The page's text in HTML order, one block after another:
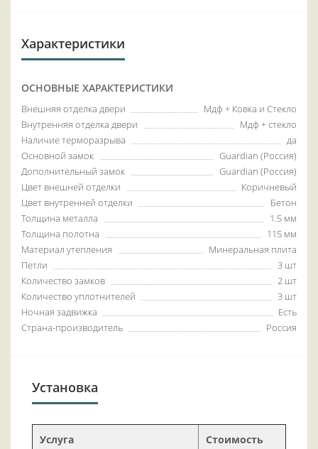
Характеристики
ОСНОВНЫЕ ХАРАКТЕРИСТИКИ
Внешняя отделка двери
Мдф + Ковка и Стекло
Внутренняя отделка двери
Мдф + стекло
Наличие терморазрыва
да
Основной замок
Guardian (Россия)
Дополнительный замок
Guardian (Россия)
Цвет внешней отделки
Коричневый
Цвет внутренней отделки
Бетон
Толщина металла
1.5 мм
Толщина полотна
115 мм
Материал утепления
Минеральная плита
Петли
3 шт
Количество замков
2 шт
Количество уплотнителей
3 шт
Ночная задвижка
Есть
Страна-производитель
Россия
Установка
Услуга Стоимость